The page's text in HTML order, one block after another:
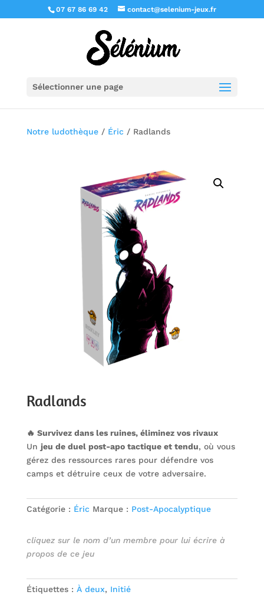
07 67 86 69 42 contact@selenium-jeux.fr
Sélectionner une page
Notre ludothèque/ Éric / Radlands
Radlands
🔥 Survivez dans les ruines, éliminez vos rivaux
Un jeu de duel post-apo tactique et tendu, où vous
gérez des ressources rares pour défendre vos
camps et détruire ceux de votre adversaire.
Catégorie : Éric Marque : Post-Apocalyptique
cliquez sur le nom d’un membre pour lui écrire à
propos de ce jeu
Étiquettes : À deux, Initié